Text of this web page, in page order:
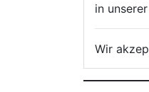
in
Wir